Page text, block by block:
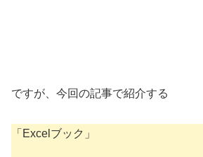
ですが、今回の記事で紹介する
「Excelブック」